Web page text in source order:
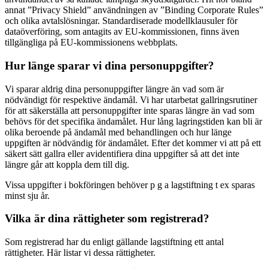
annat ”Privacy Shield” användningen av ”Binding Corporate Rules”
och olika avtalslösningar. Standardiserade modellklausuler för
dataöverföring, som antagits av EU-kommissionen, finns även
tillgängliga på EU-kommissionens webbplats.
Hur länge sparar vi dina personuppgifter?
Vi sparar aldrig dina personuppgifter längre än vad som är
nödvändigt för respektive ändamål. Vi har utarbetat gallringsrutiner
för att säkerställa att personuppgifter inte sparas längre än vad som
behövs för det specifika ändamålet. Hur lång lagringstiden kan bli är
olika beroende på ändamål med behandlingen och hur länge
uppgiften är nödvändig för ändamålet. Efter det kommer vi att på ett
säkert sätt gallra eller avidentifiera dina uppgifter så att det inte
längre går att koppla dem till dig.
Vissa uppgifter i bokföringen behöver p g a lagstiftning t ex sparas
minst sju år.
Vilka är dina rättigheter som registrerad?
Som registrerad har du enligt gällande lagstiftning ett antal
rättigheter. Här listar vi dessa rättigheter.